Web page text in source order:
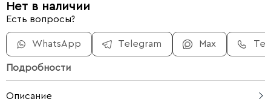
Нет в наличии
Есть вопросы?
WhatsApp Telegram Max
Подробности
Описание